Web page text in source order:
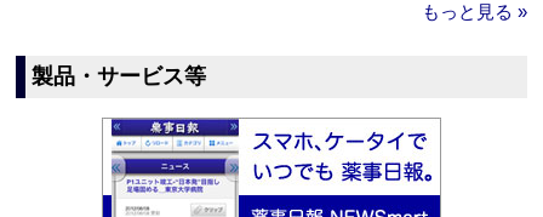
もっと見る »
製品・サービス等